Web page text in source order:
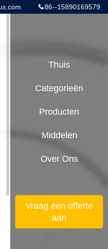
86--15890169579
Thuis
Categorieën
Producten
Middelen
Over Ons
Vraag een offerte
aan